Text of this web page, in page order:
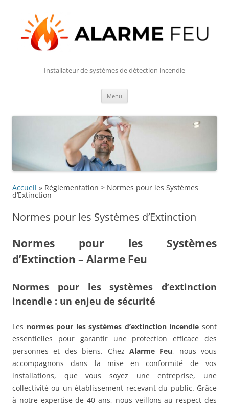
Installateur de systèmes de détection incendie
Menu
Accueil » Règlementation > Normes pour les Systèmes
d’Extinction
Normes pour les Systèmes d’Extinction
Normes pour les Systèmes
d’Extinction – Alarme Feu
Normes pour les systèmes d’extinction
incendie : un enjeu de sécurité
Les normes pour les systèmes d’extinction incendie sont
essentielles pour garantir une protection efficace des
personnes et des biens. Chez Alarme Feu, nous vous
accompagnons dans la mise en conformité de vos
installations, que vous soyez une entreprise, une
collectivité ou un établissement recevant du public. Grâce
à notre expertise de 40 ans, nous veillons au respect des